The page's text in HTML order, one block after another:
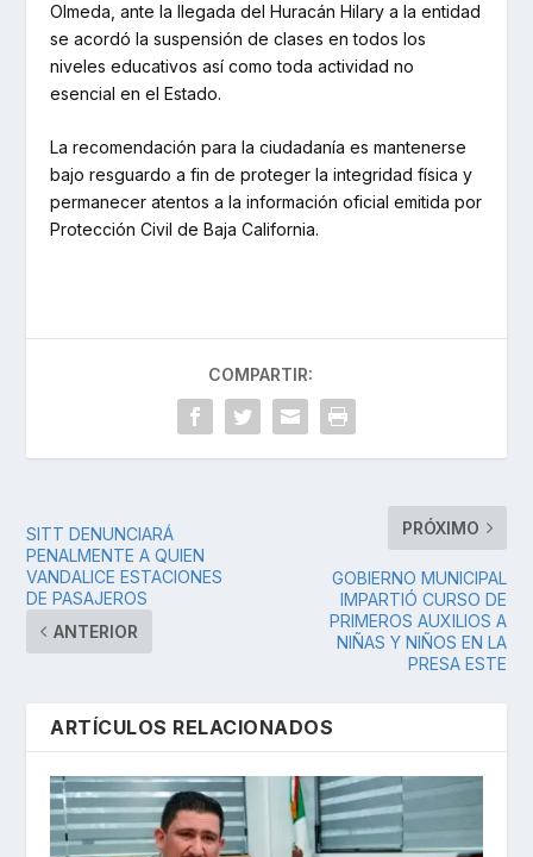
Olmeda, ante la llegada del Huracán Hilary a la entidad
se acordó la suspensión de clases en todos los
niveles educativos así como toda actividad no
esencial en el Estado.
La recomendación para la ciudadanía es mantenerse
bajo resguardo a fin de proteger la integridad física y
permanecer atentos a la información oficial emitida por
Protección Civil de Baja California.
COMPARTIR:
SITT DENUNCIARÁ
PENALMENTE A QUIEN
VANDALICE ESTACIONES
DE PASAJEROS
ANTERIOR
PRÓXIMO
GOBIERNO MUNICIPAL
IMPARTIÓ CURSO DE
PRIMEROS AUXILIOS A
NIÑAS Y NIÑOS EN LA
PRESA ESTE
ARTÍCULOS RELACIONADOS